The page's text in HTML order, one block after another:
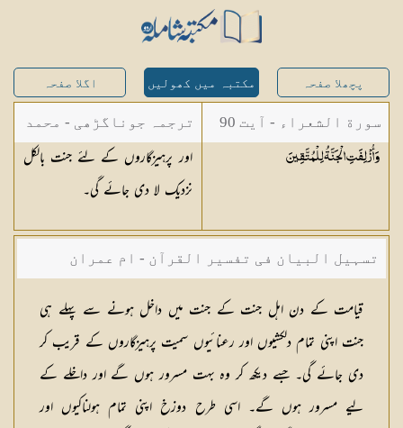
پچھلا صفحہ مکتبہ میں کھولیں اگلا صفحہ
سورة الشعراء - آیت 90
وَأُزْلِفَتِ الْجَنَّةُلِلْمُتَّقِينَ
ترجمہ جوناگڑھی - محمد
جونا گڑھی
اور پرہیزگاروں کے لئے جنت بالکل
نزدیک لا دی جائے گی۔
تسہیل البیان فی تفسیر القرآن - ام عمران
شکیلہ بنت میاں فضل حسین
قیامت کے دن اہل جنت کے جنت میں داخل ہونے سے پہلے ہی
جنت اپنی تمام دلکشیوں اور رعنائیوں سمیت پرہیزگاروں کے قریب کر
دی جائے گی۔ جسے دیکھ کر وہ بہت مسرور ہوں گے اور داخلے کے
لیے مسرور ہوں گے۔ اسی طرح دوزخ اپنی تمام ہولناکیوں اور